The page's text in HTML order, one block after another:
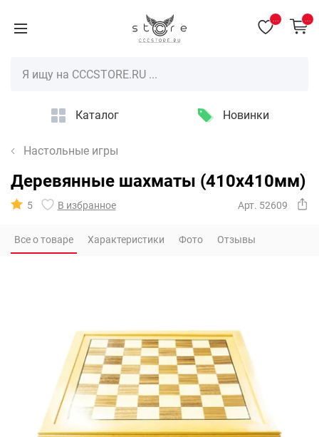
Каталог Новинки
Настольные игры
Деревянные шахматы (410х410мм)
5 В избранное Арт. 52609
Все о товаре Характеристики Фото Отзывы